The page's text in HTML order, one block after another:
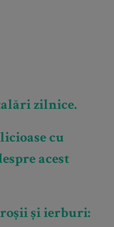
zilnice.
cu
acest
și ierburi: